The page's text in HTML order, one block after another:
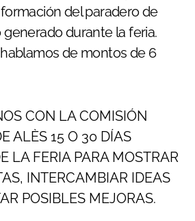
del paradero de
durante la feria.
de montos de 6
CON LA COMISIÓN
ALÈS 15 O 30 DÍAS
LA FERIA PARA MOSTRAR
INTERCAMBIAR IDEAS
POSIBLES MEJORAS.